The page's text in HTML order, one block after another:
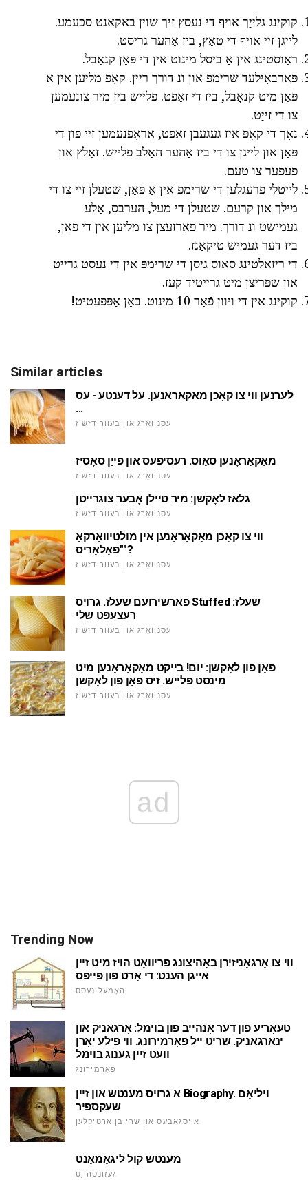
קוקינג גלייַך אויף די נעסץ זיך שוין באקאנט סכעמע.
לייגן זיי אויף די טאַץ, ביז אַהער גריסט.
ראָוסטינג אין אַ ביסל מינוט אין די פּאַן קנאָבל.
פּאַרבאָילעד שרימפּ און ונ דורך ריין. קאָפּ מליען אין אַ
פּאַן מיט קנאָבל, ביז די זאַפט. פלייש ביז מיר צונעמען
צו די זייַט.
נאָך די קאָפּ איז געגעבן זאַפט, אַראָפּנעמען זיי פון די
פּאַן און לייגן צו די ביז אַהער האַלב פלייש. זאַלץ און
פעפער צו טעם.
לייטלי פּרעגלען די שרימפּ אין אַ פּאַן, שטעלן זיי צו די
מילך און קרעם. שטעלן די מעל, הערבס, אַלע
געמישט ונ דורך. מיר פאָרזעצן צו מליען אין די פּאַן,
ביז דער געמיש טיקאַנז.
די ריזאַלטינג סאָוס גיסן די שרימפּ אין די נעסט גרייט
און שפּריצן מיט גרייטיד קעז.
קוקינג אין די ויוון פֿאַר 10 מינוט. באָן אַפּפּעטיט!
Similar articles
לערנען ווי צו קאָכן מאַקאַראָנען. על דענטע - עס
...
עסנוואַרג און בעוורידזשיז
מאַקאַראָנען סאָוס. רעסיפּעס און פייַן סאָסיז
עסנוואַרג און בעוורידזשיז
גלאז לאָקשן: מיר טיילן אָבער צוגרייטן
עסנוואַרג און בעוורידזשיז
ווי צו קאָכן מאַקאַראָנען אין מולטיוואַרקאַ
"פּאָלאַריס"?
עסנוואַרג און בעוורידזשיז
פאַרשירועם שעלז. גרויס Stuffed שעלז:
רעצעפּט שלי
עסנוואַרג און בעוורידזשיז
פאַן פון לאָקשן: יום! בייקט מאַקאַראָנען מיט
מינסט פלייש. זיס פאַן פון לאָקשן
עסנוואַרג און בעוורידזשיז
ad
Trending Now
ווי צו אָרגאַניזירן באַהיצונג פּריוואַט הויז מיט זיין
אייגן הענט: די אָרט פון פּייפּס
האָמעלינעסס
טעאָריע פון דער אָנהייב פון בוימל: אָרגאַניק און
ינאָרגאַניק. שריט ייל פאָרמירונג. ווי פילע יאָרן
וועט זיין גענוג בוימל
פאָרמירונג
א גרויס מענטש און זיין Biography. ויליאַם
שעקספּיר
אויסגאבעס און שרייבן ארטיקלען
מענטש קול ליגאַמאַנט
געזונטהייַט